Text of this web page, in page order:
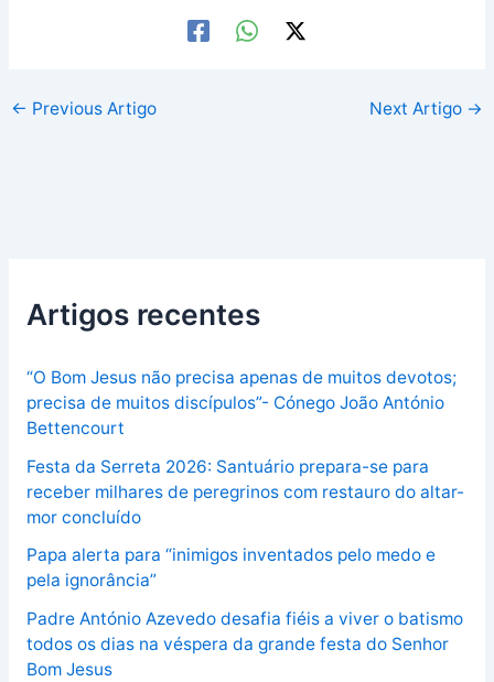
← Previous Artigo Next Artigo →
Artigos recentes
“O Bom Jesus não precisa apenas de muitos devotos;
precisa de muitos discípulos”- Cónego João António
Bettencourt
Festa da Serreta 2026: Santuário prepara-se para
receber milhares de peregrinos com restauro do altar-
mor concluído
Papa alerta para “inimigos inventados pelo medo e
pela ignorância”
Padre António Azevedo desafia fiéis a viver o batismo
todos os dias na véspera da grande festa do Senhor
Bom Jesus